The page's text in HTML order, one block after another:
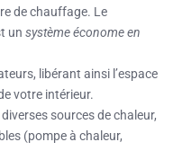
de chauffage. Le
un système économe en
libérant ainsi l’espace
votre intérieur.
sources de chaleur,
(pompe à chaleur,